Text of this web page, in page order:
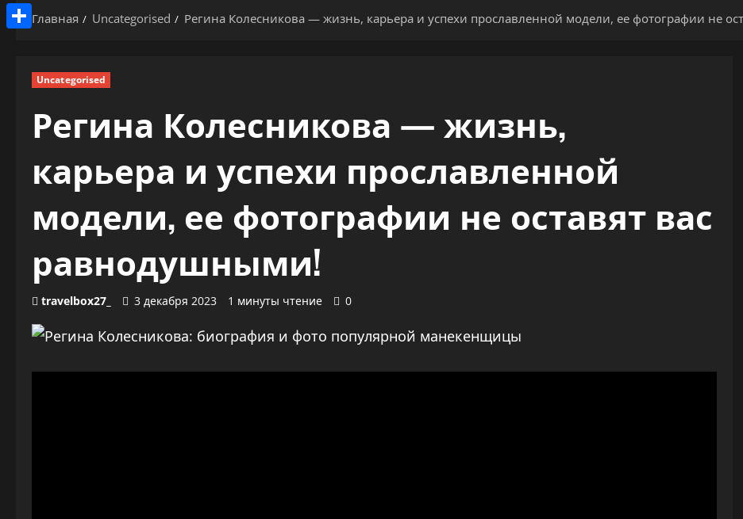
Главная Uncategorised Регина Колесникова — жизнь, карьера и успехи прославленной модели, ее фотографии не
Uncategorised
Регина Колесникова — жизнь,
карьера и успехи прославленной
модели, ее фотографии не оставят вас
равнодушными!
travelbox27_ 3 декабря 2023 1 минуты чтение 0
Odnoklassniki